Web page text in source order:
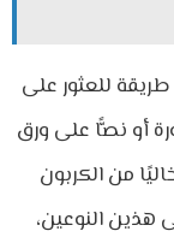
للعثور على
أو نصًّا على ورق
من الكربون
النوعين،